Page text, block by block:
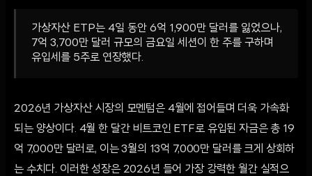
가상자산 ETP는 4일 동안 6억 1,900만 달러를 잃었으나,
7억 3,700만 달러 규모의 금요일 세션이 한 주를 구하며
유입세를 5주로 연장했다.
2026년 가상자산 시장의 모멘텀은 4월에 접어들며 더욱 가속화
되는 양상이다. 4월 한 달간 비트코인 ETF로 유입된 자금은 총 19
억 7,000만 달러로, 이는 3월의 13억 7,000만 달러를 크게 상회하
는 수치다. 이러한 성장은 2026년 들어 가장 강력한 월간 실적으